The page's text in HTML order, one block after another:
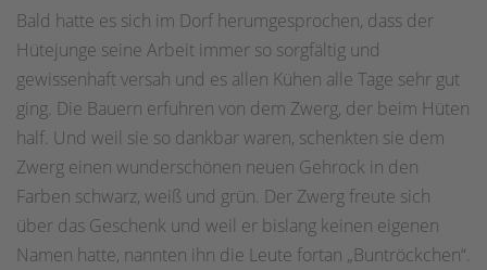
Bald hatte es sich im Dorf herumgesprochen, dass der
Hütejunge seine Arbeit immer so sorgfältig und
gewissenhaft versah und es allen Kühen alle Tage sehr gut
ging. Die Bauern erfuhren von dem Zwerg, der beim Hüten
half. Und weil sie so dankbar waren, schenkten sie dem
Zwerg einen wunderschönen neuen Gehrock in den
Farben schwarz, weiß und grün. Der Zwerg freute sich
über das Geschenk und weil er bislang keinen eigenen
Namen hatte, nannten ihn die Leute fortan „Buntröckchen“.